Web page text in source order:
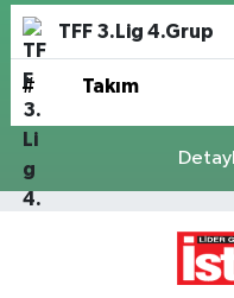
TFF 3.Lig 4.Grup
# Takım